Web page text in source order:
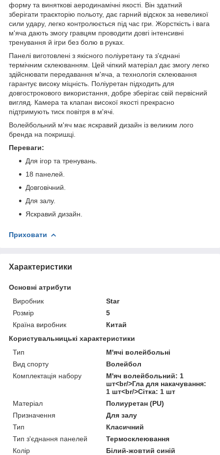
форму та виняткові аеродинамічні якості. Він здатний
зберігати траєкторію польоту, дає гарний відскок за невеликої
сили удару, легко контролюється під час гри. Жорсткість і вага
м'яча дають змогу гравцям проводити довгі інтенсивні
тренування й ігри без болю в руках.
Панелі виготовлені з якісного поліуретану та з'єднані
термічним склеюванням. Цей чіпкий матеріал дає змогу легко
здійснювати передавання м'яча, а технологія склеювання
гарантує високу міцність. Поліуретан підходить для
довгострокового використання, добре зберігає свій первісний
вигляд. Камера та клапан високої якості прекрасно
підтримують тиск повітря в м'ячі.
Волейбольний м'яч має яскравий дизайн із великим лого
бренда на покришці.
Переваги:
Для ігор та тренувань.
18 панелей.
Довговічний.
Для залу.
Яскравий дизайн.
Приховати
Характеристики
Основні атрибути
Виробник
Star
Розмір
5
Країна виробник
Китай
Користувальницькі характеристики
Тип
М'ячі волейбольні
Вид спорту
Волейбол
Комплектація набору
М'яч волейбольний: 1
шт<br/>Гла для накачування:
1 шт<br/>Сітка: 1 шт
Матеріал
Полиуретан (PU)
Призначення
Для залу
Тип
Класичний
Тип з'єднання панелей
Термосклеювання
Колір
Білий-жовтий синій